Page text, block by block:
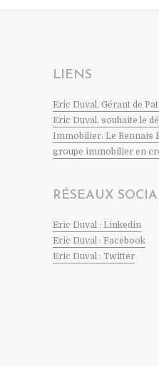
LIENS
Eric Duval, Gérant de
Eric Duval, souhaite le
Immobilier. Le Rennais
groupe immobilier en
RÉSEAUX
Eric Duval : Linkedin
Eric Duval : Facebook
Eric Duval : Twitter